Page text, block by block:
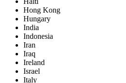
Hong Kong
Hungary
India
Indonesia
Iran
Iraq
Ireland
Israel
Italy